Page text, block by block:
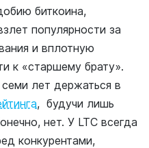
биткоина,
популярности за
и вплотную
к «старшему брату».
лет держаться в
, будучи лишь
нет. У LTC всегда
конкурентами,